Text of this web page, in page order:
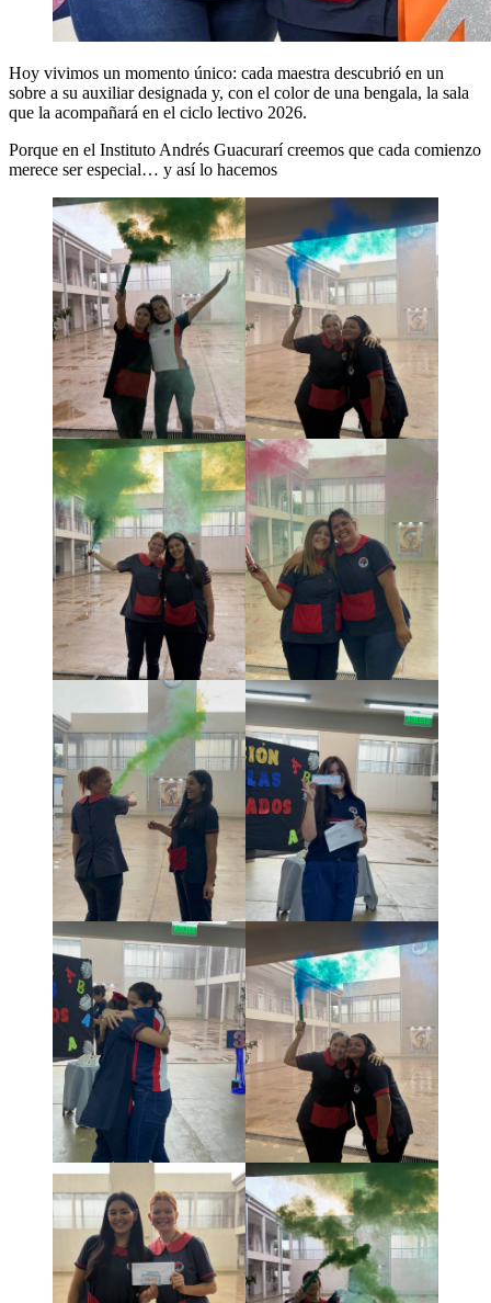
Hoy vivimos un momento único: cada maestra descubrió en un
sobre a su auxiliar designada y, con el color de una bengala, la sala
que la acompañará en el ciclo lectivo 2026.
Porque en el Instituto Andrés Guacurarí creemos que cada comienzo
merece ser especial… y así lo hacemos